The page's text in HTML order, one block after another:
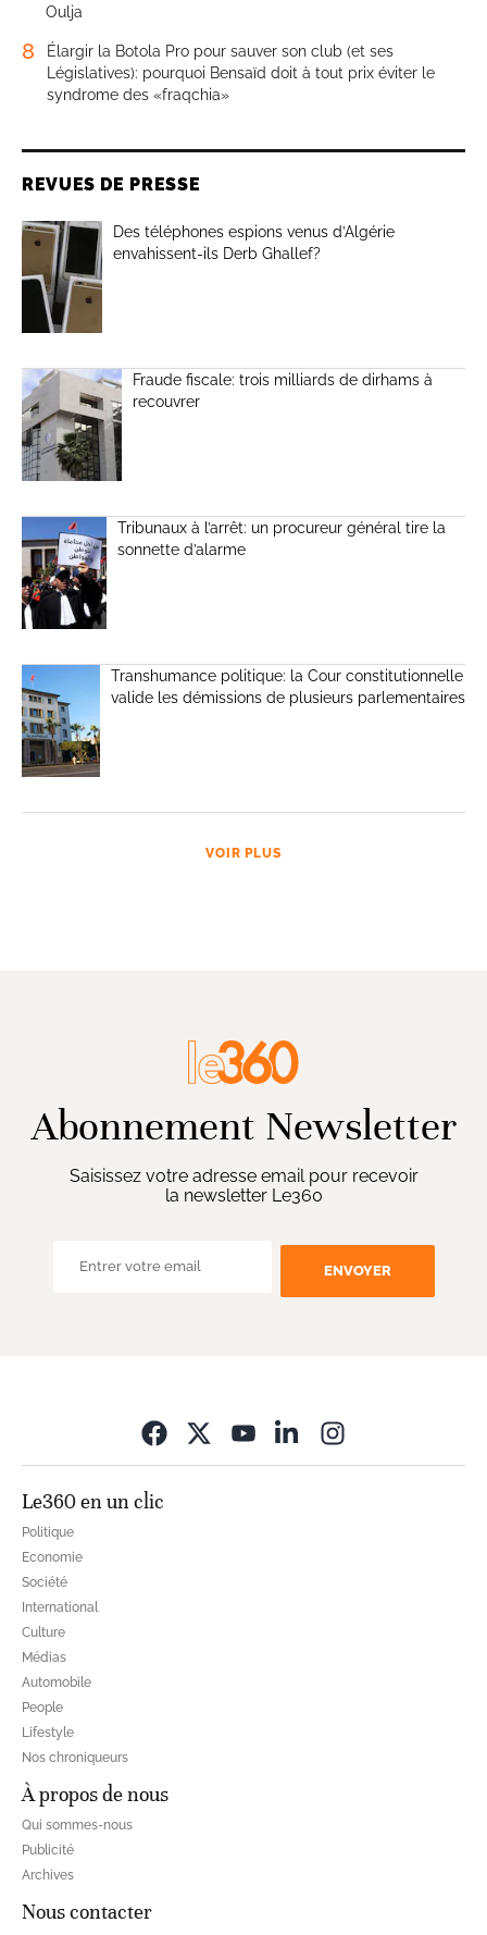
Oulja
8
Élargir la Botola Pro pour sauver son club (et ses
Législatives): pourquoi Bensaïd doit à tout prix éviter le
syndrome des «fraqchia»
REVUES DE PRESSE
Des téléphones espions venus d’Algérie
envahissent-ils Derb Ghallef?
Fraude fiscale: trois milliards de dirhams à
recouvrer
Tribunaux à l’arrêt: un procureur général tire la
sonnette d’alarme
Transhumance politique: la Cour constitutionnelle
valide les démissions de plusieurs parlementaires
VOIR PLUS
Abonnement Newsletter
Saisissez votre adresse email pour recevoir
la newsletter Le360
ENVOYER
Le360 en un clic
Politique
Economie
Société
International
Culture
Médias
Automobile
People
Lifestyle
Nos chroniqueurs
À propos de nous
Qui sommes-nous
Publicité
Archives
Nous contacter